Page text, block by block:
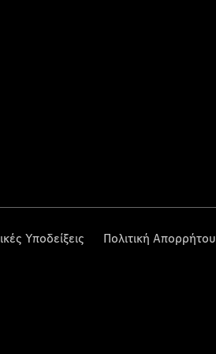
Υποδείξεις Πολιτική Απορρήτου